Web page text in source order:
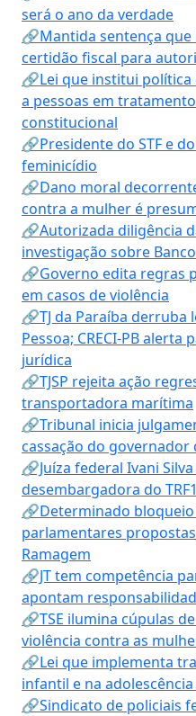
será o ano da verdade
🔗Mantida sentença que
certidão fiscal para
🔗Lei que institui política
a pessoas em
constitucional
🔗Presidente do STF e
feminicídio
🔗Dano moral
contra a mulher é
🔗Autorizada diligência
investigação sobre
🔗Governo edita regras
em casos de violência
🔗TJ da Paraíba derruba
Pessoa; CRECI-PB alerta
jurídica
🔗TJSP rejeita ação
transportadora marítima
🔗Tribunal inicia
cassação do governador
🔗Juíza federal Ivani
desembargadora do
🔗Determinado
parlamentares
Ramagem
🔗JT tem competência
apontam
🔗TSE ilumina cúpulas
violência contra as
🔗Lei que implementa
infantil e na
🔗Sindicato de policiais